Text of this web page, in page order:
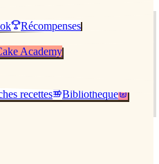
Récompenses
Academy
recettes
Bibliothèque